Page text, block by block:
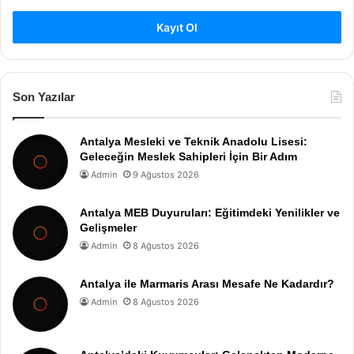
Kayıt Ol
Son Yazılar
Antalya Mesleki ve Teknik Anadolu Lisesi:
Geleceğin Meslek Sahipleri İçin Bir Adım
Admin 9 Ağustos 2026
Antalya MEB Duyuruları: Eğitimdeki Yenilikler ve
Gelişmeler
Admin 8 Ağustos 2026
Antalya ile Marmaris Arası Mesafe Ne Kadardır?
Admin 8 Ağustos 2026